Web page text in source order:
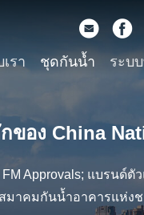
รา ชุดกันน้ำ ระบ
อง China
Approvals; แบรนด์
มาคมกันน้ำอาคารแห่งช